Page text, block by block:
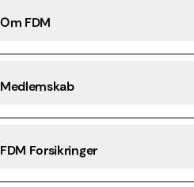
Om FDM
Medlemskab
FDM Forsikringer